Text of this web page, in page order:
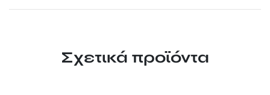
Σχετικά προϊόντα